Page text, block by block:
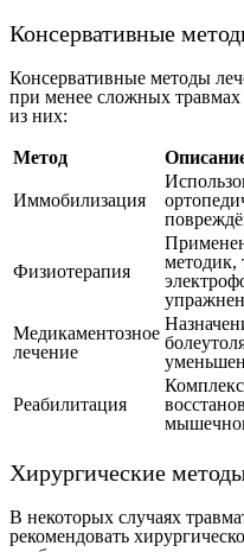
Консервативные
Консервативные методы
при менее сложных травмах
из них:
Метод
Иммобилизация
Физиотерапия
методик,
Медикаментозное
лечение
Реабилитация
Хирургические
В некоторых случаях
рекомендовать